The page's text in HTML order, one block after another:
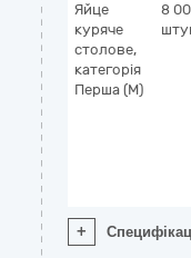
Яйце
куряче
столове,
категорія
Перша (M)
8
+